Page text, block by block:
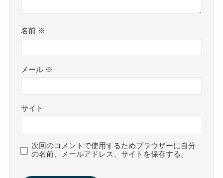
名前 ※
メール ※
サイト
次回のコメントで使用するためブラウザーに自分
の名前、メールアドレス、サイトを保存する。